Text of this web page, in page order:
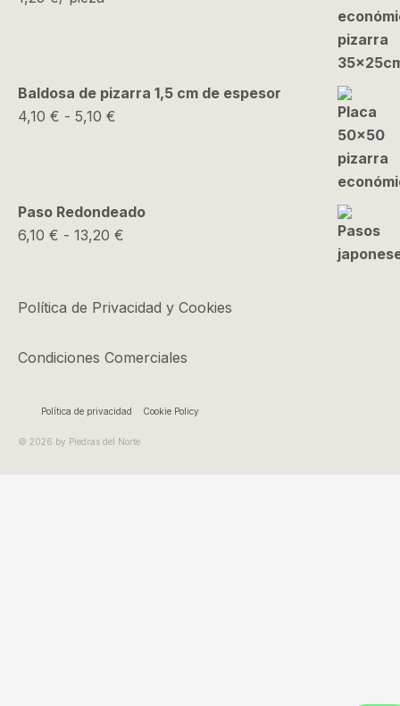
Baldosa de pizarra 1,5 cm de espesor
4,10 € - 5,10 €
4,10 €
hasta
Paso Redondeado
6,10 € - 13,20 €
desde
hasta
Política de Privacidad y Cookies
Condiciones Comerciales
Política de privacidad Cookie Policy
© 2026 by Piedras del Norte